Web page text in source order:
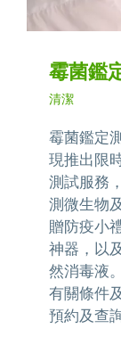
霉菌鑑
清潔
霉菌鑑定
現推出限
測試服務
測微生物
贈防疫小
神器，以
然消毒液
有關條件
預約及查